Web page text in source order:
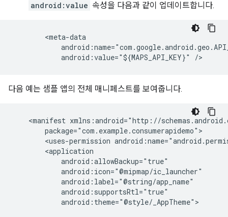
android:value 속성을 다음과 같이 업데이트합니다.
        <meta-data
다음 예는 샘플 앱의 전체 매니페스트를 보여줍니다.
<manifest xmlns:android="http://
        package="com.example.consumerapidemo">
<uses-permission
        <application
            android:allowBackup="true"
            android:icon="@mipmap/ic_launcher"
            android:label="@string/app_name"
            android:supportsRtl="true"
            android:theme="@style/_AppTheme">